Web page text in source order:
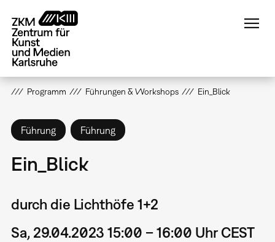
zum
Inhalt
Programm Führungen & Workshops Ein_Blick
Führung Führung
Ein_Blick
durch die Lichthöfe 1+2
Sa, 29.04.2023 15:00 – 16:00 Uhr CEST